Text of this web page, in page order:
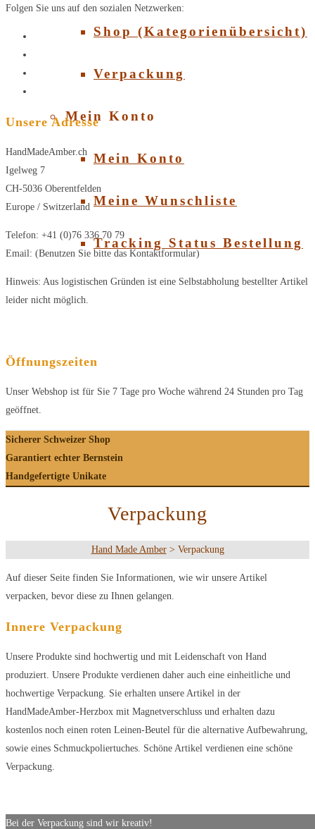
Shop (Kategorienübersicht)
Verpackung
Mein Konto
Mein Konto
Meine Wunschliste
Tracking Status Bestellung
Folgen Sie uns auf den sozialen Netzwerken:
Unsere Adresse
HandMadeAmber.ch
Igelweg 7
CH-5036 Oberentfelden
Europe / Switzerland
Telefon: +41 (0)76 336 70 79
Email: (Benutzen Sie bitte das Kontaktformular)
Hinweis: Aus logistischen Gründen ist eine Selbstabholung bestellter Artikel
leider nicht möglich.
Öffnungszeiten
Unser Webshop ist für Sie 7 Tage pro Woche während 24 Stunden pro Tag
geöffnet.
Sicherer Schweizer Shop
Garantiert echter Bernstein
Handgefertigte Unikate
Verpackung
Hand Made Amber> Verpackung
Auf dieser Seite finden Sie Informationen, wie wir unsere Artikel
verpacken, bevor diese zu Ihnen gelangen.
Innere Verpackung
Unsere Produkte sind hochwertig und mit Leidenschaft von Hand
produziert. Unsere Produkte verdienen daher auch eine einheitliche und
hochwertige Verpackung. Sie erhalten unsere Artikel in der
HandMadeAmber-Herzbox mit Magnetverschluss und erhalten dazu
kostenlos noch einen roten Leinen-Beutel für die alternative Aufbewahrung,
sowie eines Schmuckpoliertuches. Schöne Artikel verdienen eine schöne
Verpackung.
Bei der Verpackung sind wir kreativ!